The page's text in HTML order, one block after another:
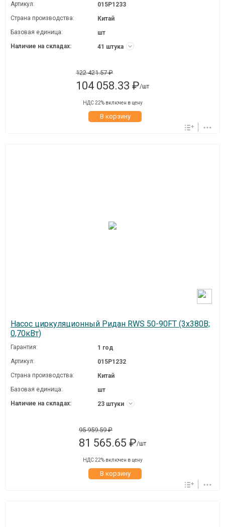
Артикул:
015P1233
Страна производства:
Китай
Базовая единица:
шт
Наличие на складах:
41 штука
122 421.57 ₽
104 058.33 ₽/шт
НДС 22% включен в цену
В корзину
Насос циркуляционный Ридан RWS 50-90FT (3х380В;
0,70кВт)
Гарантия:
1 год
Артикул:
015P1232
Страна производства:
Китай
Базовая единица:
шт
Наличие на складах:
23 штуки
95 959.59 ₽
81 565.65 ₽/шт
НДС 22% включен в цену
В корзину